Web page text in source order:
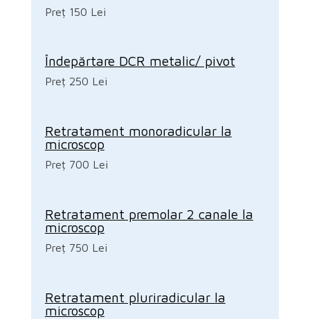
Preț 150 Lei
Îndepărtare DCR metalic/ pivot
Preț 250 Lei
Retratament monoradicular la
microscop
Preț 700 Lei
Retratament premolar 2 canale la
microscop
Preț 750 Lei
Retratament pluriradicular la
microscop